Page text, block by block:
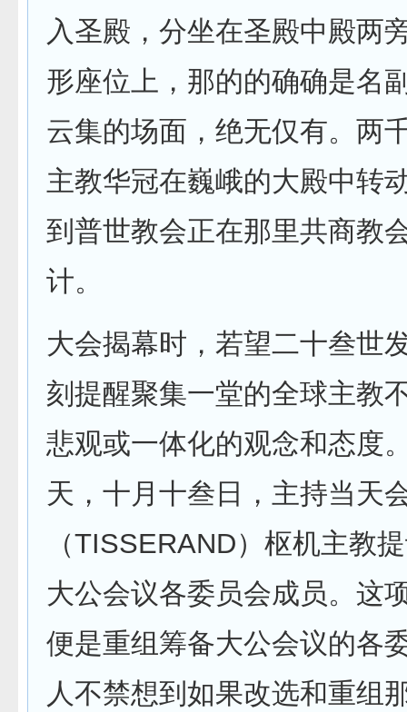
入圣殿，分坐在圣殿中殿两
形座位上，那的的确确是名
云集的场面，绝无仅有。两
主教华冠在巍峨的大殿中转
到普世教会正在那里共商教
计。
大会揭幕时，若望二十叁世
刻提醒聚集一堂的全球主教
悲观或一体化的观念和态度
天，十月十叁日，主持当天
（TISSERAND）枢机主教
大公会议各委员会成员。这
便是重组筹备大公会议的各
人不禁想到如果改选和重组